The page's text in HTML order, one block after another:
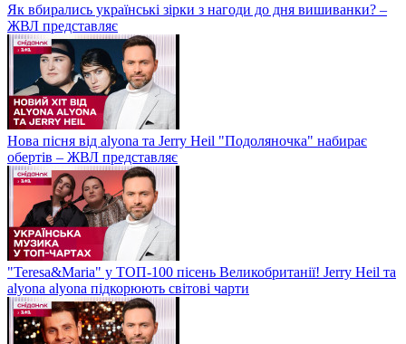
Як вбирались українські зірки з нагоди до дня вишиванки? –
ЖВЛ представляє
Нова пісня від alyona та Jerry Heil "Подоляночка" набирає
обертів – ЖВЛ представляє
"Teresa&Maria" у ТОП-100 пісень Великобританії! Jerry Heil та
alyona alyona підкорюють світові чарти